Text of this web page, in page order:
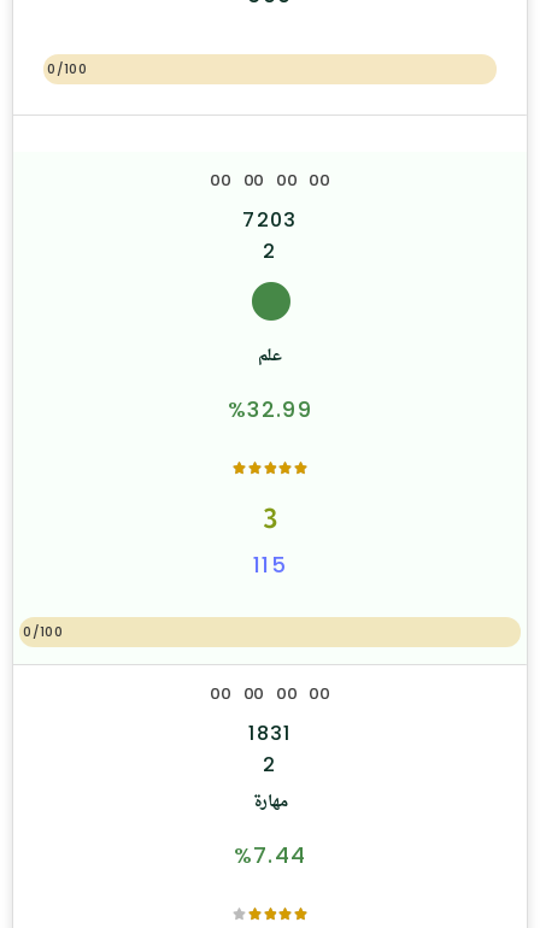
0/100
علم
%32.99
3
115
0/100
00 00 00 00
7203
2
مهارة
%7.44
00 00 00 00
1831
2